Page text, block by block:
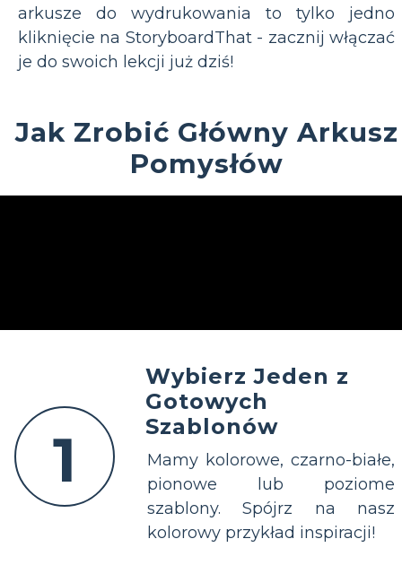
arkusze do wydrukowania to tylko jedno
kliknięcie na StoryboardThat - zacznij włączać
je do swoich lekcji już dziś!
Jak Zrobić Główny Arkusz
Pomysłów
1
Wybierz Jeden z
Gotowych
Szablonów
Mamy kolorowe, czarno-białe,
pionowe lub poziome
szablony. Spójrz na nasz
kolorowy przykład inspiracji!